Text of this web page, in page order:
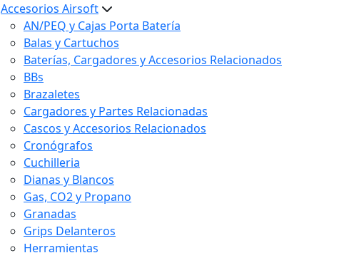
Accesorios Airsoft
AN/PEQ y Cajas Porta Batería
Balas y Cartuchos
Baterías, Cargadores y Accesorios Relacionados
BBs
Brazaletes
Cargadores y Partes Relacionadas
Cascos y Accesorios Relacionados
Cronógrafos
Cuchilleria
Dianas y Blancos
Gas, CO2 y Propano
Granadas
Grips Delanteros
Herramientas